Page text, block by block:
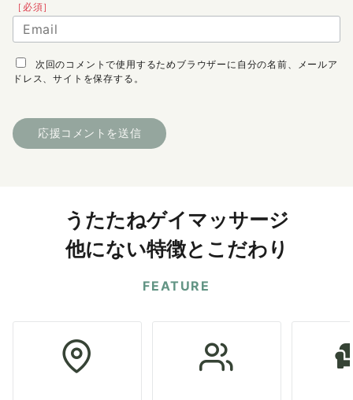
［必須］
次回のコメントで使用するためブラウザーに自分の名前、メールア
ドレス、サイトを保存する。
うたたねゲイマッサージ
他にない特徴とこだわり
FEATURE